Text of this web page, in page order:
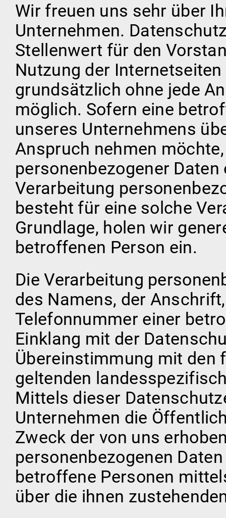
Wir freuen uns sehr über
Unternehmen.
Stellenwert für den
Nutzung der
grundsätzlich ohne jede
möglich. Sofern eine
unseres Unternehmens
Anspruch nehmen
personenbezogener
Verarbeitung
besteht für eine solche
Grundlage, holen wir
betroffenen Person ein.
Die Verarbeitung
des Namens, der
Telefonnummer einer
Einklang mit der
Übereinstimmung mit den
geltenden
Mittels dieser
Unternehmen die
Zweck der von uns
personenbezogenen
betroffene Personen
über die ihnen